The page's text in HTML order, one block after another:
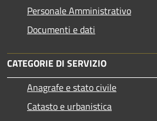
Personale Amministrativo
Documenti e dati
CATEGORIE DI SERVIZIO
Anagrafe e stato civile
Catasto e urbanistica